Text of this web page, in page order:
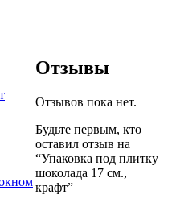
Отзывы
Отзывов пока нет.
Будьте первым, кто
оставил отзыв на
“Упаковка под плитку
шоколада 17 см.,
крафт”